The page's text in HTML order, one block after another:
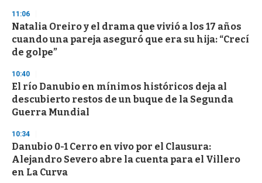
11:06
Natalia Oreiro y el drama que vivió a los 17 años
cuando una pareja aseguró que era su hija: “Crecí
de golpe”
10:40
El río Danubio en mínimos históricos deja al
descubierto restos de un buque de la Segunda
Guerra Mundial
10:34
Danubio 0-1 Cerro en vivo por el Clausura:
Alejandro Severo abre la cuenta para el Villero
en La Curva